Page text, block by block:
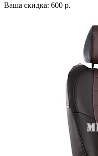
Ваша скидка: 600 р.